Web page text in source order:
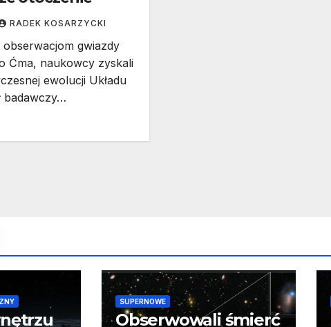
RADEK KOSARZYCKI
obserwacjom gwiazdy
Ćma, naukowcy zyskali
ewolucji Układu
badawczy…
SUPERNOWE
Obserwowali śmierć